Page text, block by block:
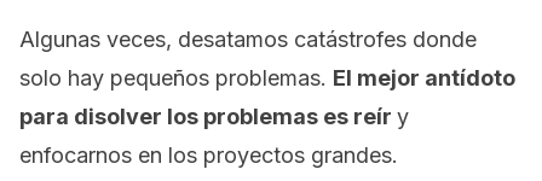
Algunas veces, desatamos catástrofes donde
solo hay pequeños problemas. El mejor antídoto
para disolver los problemas es reír y
enfocarnos en los proyectos grandes.